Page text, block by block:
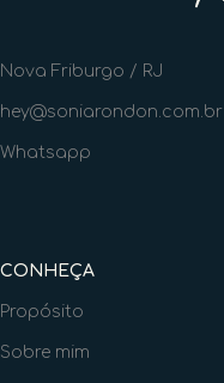
Nova Friburgo / RJ
hey@soniarondon.com.br
Whatsapp
CONHEÇA
Propósito
Sobre mim